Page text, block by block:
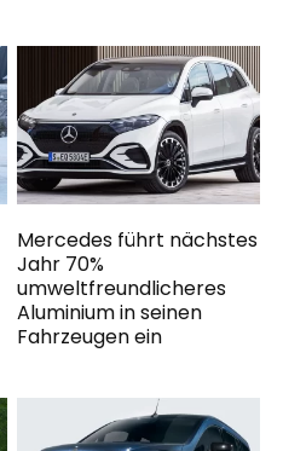
Mercedes führt nächstes
Jahr 70%
umweltfreundlicheres
Aluminium in seinen
Fahrzeugen ein